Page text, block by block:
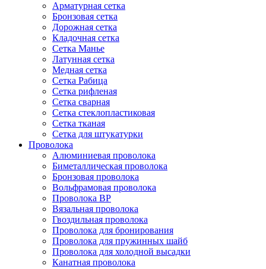
Арматурная сетка
Бронзовая сетка
Дорожная сетка
Кладочная сетка
Сетка Манье
Латунная сетка
Медная сетка
Сетка Рабица
Сетка рифленая
Сетка сварная
Сетка стеклопластиковая
Сетка тканая
Сетка для штукатурки
Проволока
Алюминиевая проволока
Биметаллическая проволока
Бронзовая проволока
Вольфрамовая проволока
Проволока ВР
Вязальная проволока
Гвоздильная проволока
Проволока для бронирования
Проволока для пружинных шайб
Проволока для холодной высадки
Канатная проволока